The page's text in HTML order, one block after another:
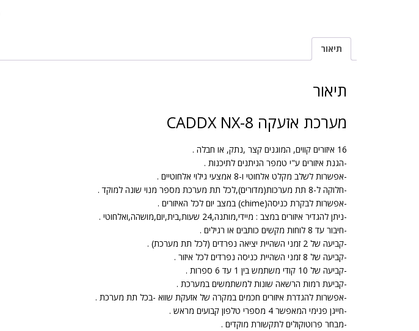
תיאור
תיאור
מערכת אזעקה CADDX NX-8
16 איזורים קווים, המוגנים קצר ,נתק, או חבלה .
-הגנת איזורים ע"י טמפר הניתנים לתיכנות .
-אפשרות לשלב מקלט אלחוטי ו-8 אמצעי גילוי אלחוטיים .
-חלוקה ל-8 תת מערכות(מדורים),לכל תת מערכת מספר מנוי שונה למוקד .
-אפשרות לבקרת כניסה(chime) במצב יום לכל האיזורים .
-ניתן להגדיר איזורים במצב : מיידי,מותנה,24 שעות,בית,יום,מושהה,ואלחוטי .
-חיבור עד 8 לוחות מקשים כותבים או רגילים .
-קביעה של 2 זמני השהיית יציאה נפרדים (לכל תת מערכת) .
-קביעה של 8 זמני השהיית כניסה נפרדים לכל איזור .
-קביעה של 10 קודי משתמש בין 1 עד 6 ספרות .
-קביעת רמות הרשאה שונות למשתמשים במערכת .
-אפשרות להגדרת איזורים חכמים במקרה של אזעקת שווא -בכל תת מערכת .
-חייגן פנימי המאפשר 4 מספרי טלפון קבועים מראש .
-מבחר פרוטוקולים לתקשורת מוקדים .